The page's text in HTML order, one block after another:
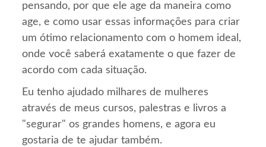
pensando, por que ele age da maneira como
age, e como usar essas informações para criar
um ótimo relacionamento com o homem ideal,
onde você saberá exatamente o que fazer de
acordo com cada situação.
Eu tenho ajudado milhares de mulheres
através de meus cursos, palestras e livros a
"segurar" os grandes homens, e agora eu
gostaria de te ajudar também.